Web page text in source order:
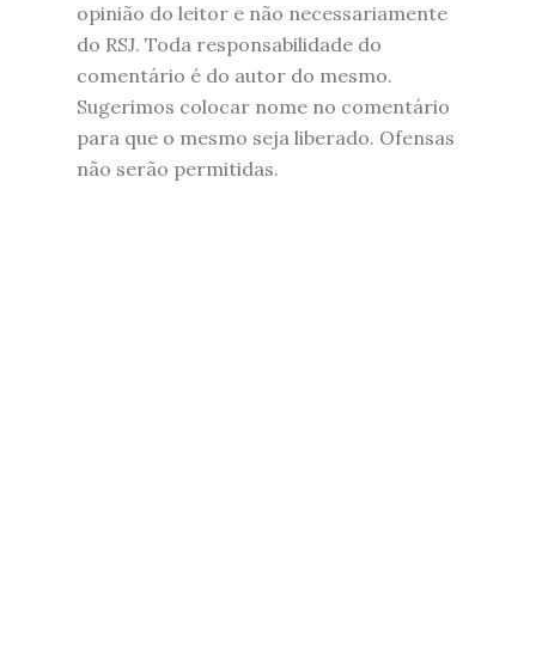
opinião do leitor e não necessariamente
do RSJ. Toda responsabilidade do
comentário é do autor do mesmo.
Sugerimos colocar nome no comentário
para que o mesmo seja liberado. Ofensas
não serão permitidas.